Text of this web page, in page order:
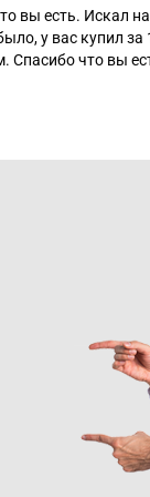
вы есть. Искал
у вас купил
Спасибо что вы